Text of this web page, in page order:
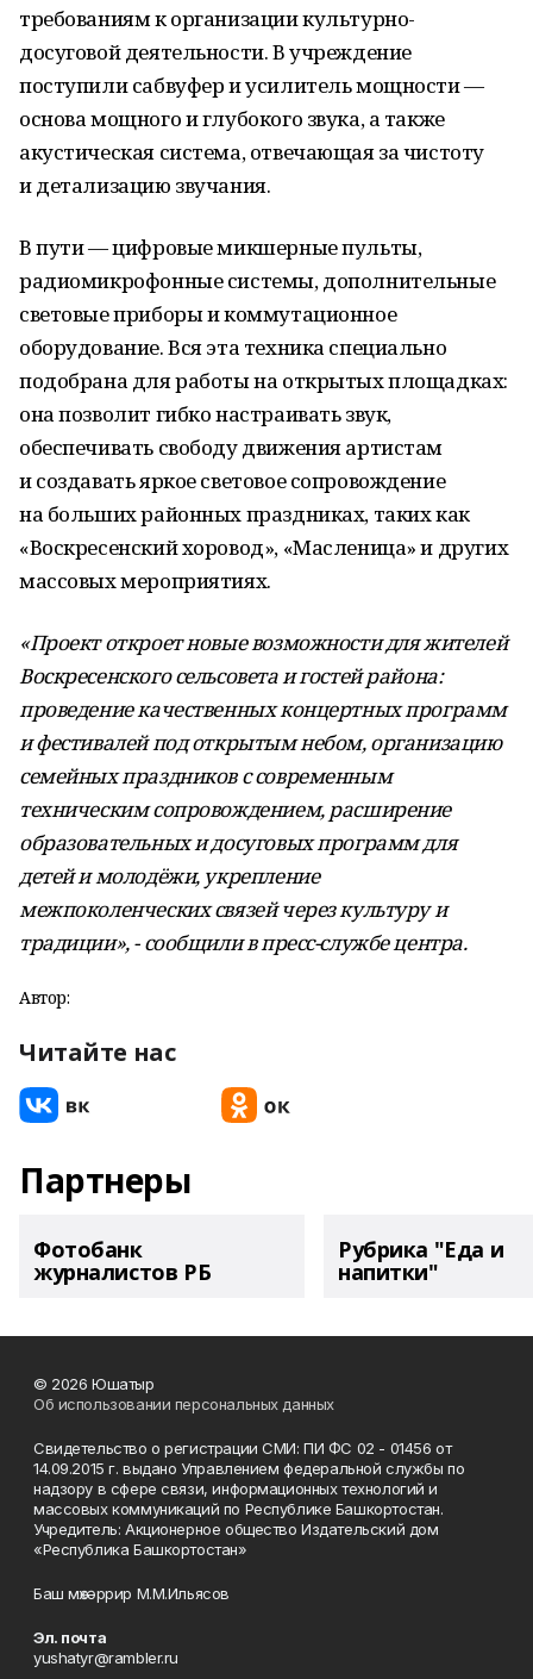
требованиям к организации культурно-
досуговой деятельности. В учреждение
поступили сабвуфер и усилитель мощности —
основа мощного и глубокого звука, а также
акустическая система, отвечающая за чистоту
и детализацию звучания.
В пути — цифровые микшерные пульты,
радиомикрофонные системы, дополнительные
световые приборы и коммутационное
оборудование. Вся эта техника специально
подобрана для работы на открытых площадках:
она позволит гибко настраивать звук,
обеспечивать свободу движения артистам
и создавать яркое световое сопровождение
на больших районных праздниках, таких как
«Воскресенский хоровод», «Масленица» и других
массовых мероприятиях.
«Проект откроет новые возможности для жителей
Воскресенского сельсовета и гостей района:
проведение качественных концертных программ
и фестивалей под открытым небом, организацию
семейных праздников с современным
техническим сопровождением, расширение
образовательных и досуговых программ для
детей и молодёжи, укрепление
межпоколенческих связей через культуру и
традиции», - сообщили в пресс-службе центра.
Автор:
Читайте нас
Партнеры
Фотобанк
журналистов РБ
Рубрика "Еда и
напитки"
© 2026 Юшатыр
Об использовании персональных данных
Свидетельство о регистрации СМИ: ПИ ФС 02 - 01456 от
14.09.2015 г. выдано Управлением федеральной службы по
надзору в сфере связи, информационных технологий и
массовых коммуникаций по Республике Башкортостан.
Учредитель: Акционерное общество Издательский дом
«Республика Башкортостан»
Баш мөхәррир М.М.Ильясов
Эл. почта
yushatyr@rambler.ru